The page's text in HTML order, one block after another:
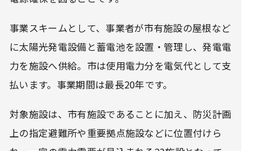
事業スキームとして、事業者が市有施設の屋根など
に太陽光発電設備と蓄電池を設置・管理し、発電電
力を施設へ供給。市は使用電力分を電気代として支
払います。事業期間は最長20年です。
対象施設は、市有施設であることに加え、防災計画
上の指定避難所や重要拠点施設などに位置付けら